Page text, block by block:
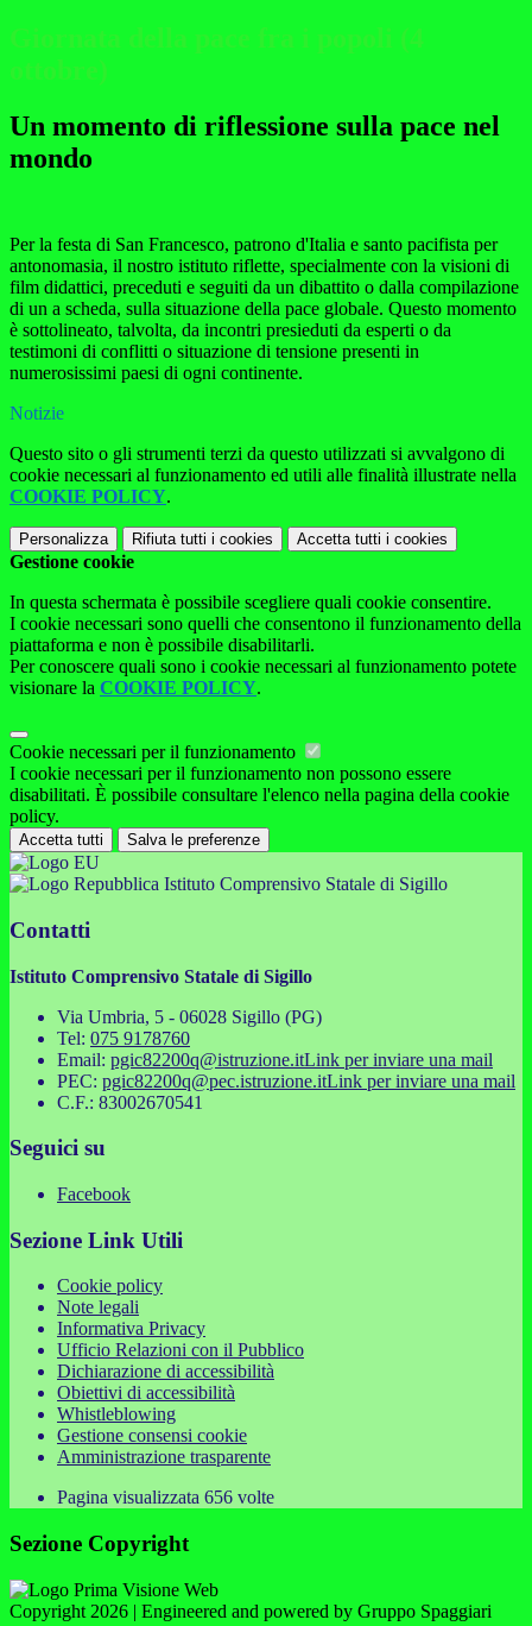
Giornata della pace fra i popoli (4
ottobre)
Un momento di riflessione sulla pace nel
mondo
Per la festa di San Francesco, patrono d'Italia e santo pacifista per
antonomasia, il nostro istituto riflette, specialmente con la visioni di
film didattici, preceduti e seguiti da un dibattito o dalla compilazione
di un a scheda, sulla situazione della pace globale. Questo momento
è sottolineato, talvolta, da incontri presieduti da esperti o da
testimoni di conflitti o situazione di tensione presenti in
numerosissimi paesi di ogni continente.
Notizie
Questo sito o gli strumenti terzi da questo utilizzati si avvalgono di
cookie necessari al funzionamento ed utili alle finalità illustrate nella
COOKIE POLICY.
Personalizza Rifiuta tutti i cookies Accetta tutti i cookies
Gestione cookie
In questa schermata è possibile scegliere quali cookie consentire.
I cookie necessari sono quelli che consentono il funzionamento della
piattaforma e non è possibile disabilitarli.
Per conoscere quali sono i cookie necessari al funzionamento potete
visionare la COOKIE POLICY.
Cookie necessari per il funzionamento
I cookie necessari per il funzionamento non possono essere
disabilitati. È possibile consultare l'elenco nella pagina della cookie
policy.
Accetta tutti Salva le preferenze
Istituto Comprensivo Statale di Sigillo
Contatti
Istituto Comprensivo Statale di Sigillo
Via Umbria, 5 - 06028 Sigillo (PG)
Tel: 075 9178760
Email: pgic82200q@istruzione.itLink per inviare una mail
PEC: pgic82200q@pec.istruzione.itLink per inviare una mail
C.F.: 83002670541
Seguici su
Facebook
Sezione Link Utili
Cookie policy
Note legali
Informativa Privacy
Ufficio Relazioni con il Pubblico
Dichiarazione di accessibilità
Obiettivi di accessibilità
Whistleblowing
Gestione consensi cookie
Amministrazione trasparente
Pagina visualizzata 656 volte
Sezione Copyright
Copyright 2026 | Engineered and powered by Gruppo Spaggiari